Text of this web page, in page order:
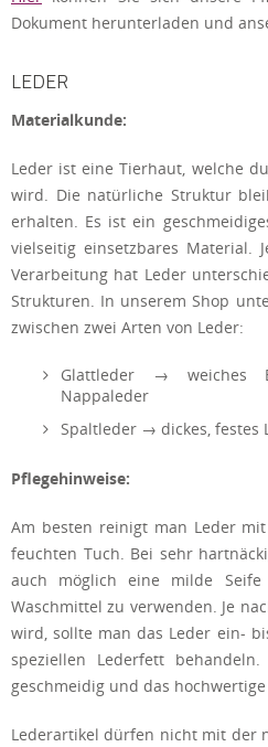
Dokument herunterladen und
LEDER
Materialkunde:
Leder ist eine Tierhaut, welche
wird. Die natürliche Struktur
erhalten. Es ist ein
vielseitig einsetzbares Material.
Verarbeitung hat Leder
Strukturen. In unserem Shop
zwischen zwei Arten von Leder:
Glattleder → weiches
Nappaleder
Spaltleder → dickes, festes
Pflegehinweise:
Am besten reinigt man Leder
feuchten Tuch. Bei sehr
auch möglich eine milde
Waschmittel zu verwenden. Je
wird, sollte man das Leder ein-
speziellen Lederfett
geschmeidig und das
Lederartikel dürfen nicht mit der